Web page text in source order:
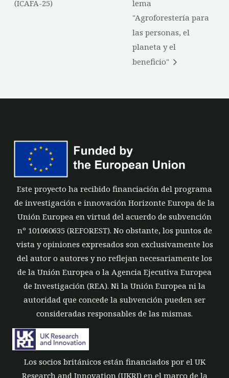
(ICAFA-25)
lema
"Agroforestería para
las personas, el
planeta y el
beneficio"
Este proyecto ha recibido financiación del programa
de investigación e innovación Horizonte Europa de la
Unión Europea en virtud del acuerdo de subvención
nº 101060635 (REFOREST). No obstante, los puntos de
vista y opiniones expresados son exclusivamente los
del autor o autores y no reflejan necesariamente los
de la Unión Europea o la Agencia Ejecutiva Europea
de Investigación (REA). Ni la Unión Europea ni la
autoridad que concede la subvención pueden ser
consideradas responsables de las mismas.
Los socios británicos están financiados por el UK
Research and Innovation (UKRI) en el marco de la